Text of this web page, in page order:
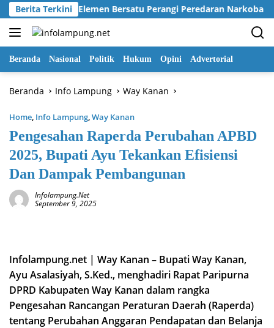
Langsung
ke
konten
Berita Terkini
Seluruh Elemen Bersatu Perangi Peredaran Narkoba
Beranda Nasional Politik Hukum Opini Advertorial
Beranda Info Lampung Way Kanan
Home, Info Lampung,Way Kanan
Pengesahan Raperda Perubahan APBD
2025, Bupati Ayu Tekankan Efisiensi
Dan Dampak Pembangunan
Infolampung.net
September 9, 2025
Infolampung.net | Way Kanan – Bupati Way Kanan,
Ayu Asalasiyah, S.Ked., menghadiri Rapat Paripurna
DPRD Kabupaten Way Kanan dalam rangka
Pengesahan Rancangan Peraturan Daerah (Raperda)
tentang Perubahan Anggaran Pendapatan dan Belanja